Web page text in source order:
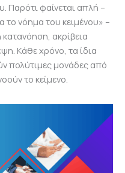
Παρότι φαίνεται απλή –
το νόημα του κειμένου» –
ακρίβεια
Κάθε χρόνο, τα ίδια
πολύτιμες μονάδες από
το κείμενο.